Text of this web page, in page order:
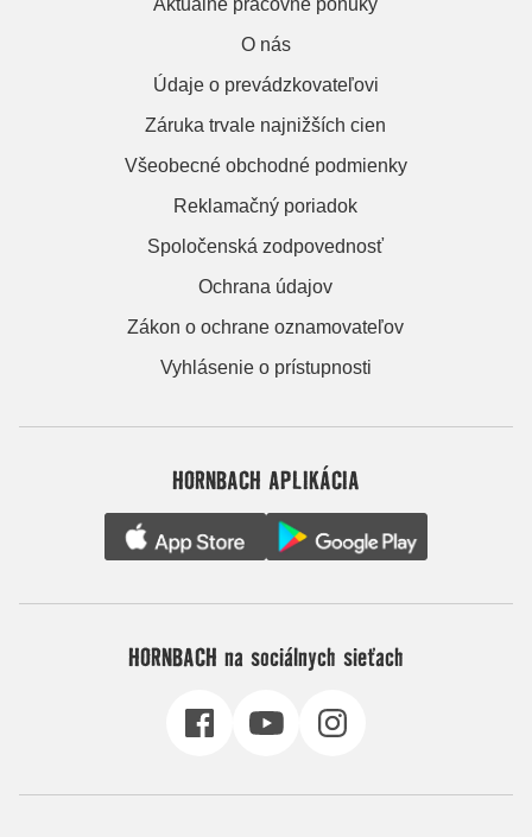
Aktuálne pracovné ponuky
O nás
Údaje o prevádzkovateľovi
Záruka trvale najnižších cien
Všeobecné obchodné podmienky
Reklamačný poriadok
Spoločenská zodpovednosť
Ochrana údajov
Zákon o ochrane oznamovateľov
Vyhlásenie o prístupnosti
HORNBACH APLIKÁCIA
HORNBACH na sociálnych sieťach